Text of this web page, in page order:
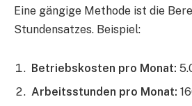
Eine gängige Methode ist die
Stundensatzes. Beispiel:
Betriebskosten pro Monat:
Arbeitsstunden pro Monat: